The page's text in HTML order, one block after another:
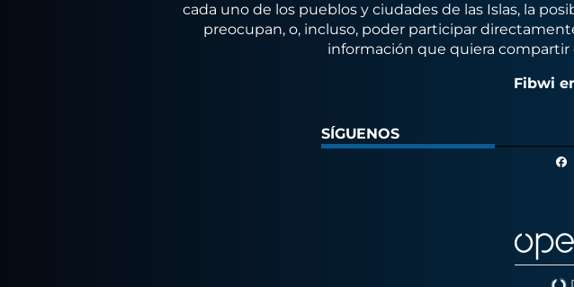
cada uno de los pueblos y ciudades de las Islas, la
preocupan, o, incluso, poder participar
información que quiera compartir
Fibwi
SÍGUENOS